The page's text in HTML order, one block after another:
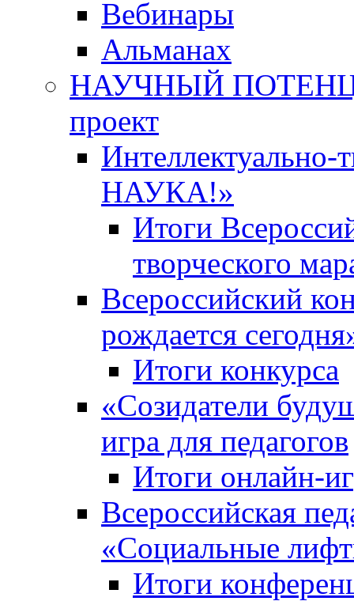
Вебинары
Альманах
НАУЧНЫЙ
проект
НАУКА!»
Итоги
творческого
Всероссийский
рождается
Итоги конкурса
«Cозидатели
игра для педагогов
Итоги онлайн-
Всероссийская
«Cоциальные
Итоги